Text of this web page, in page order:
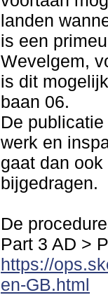
landen
is een
Wevelgem,
is dit
baan 06.
De
werk en
gaat dan
bijgedragen.
De
Part 3 AD >
https://
en-GB.html